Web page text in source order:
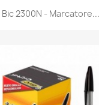
Anteprima
Bic 2300N - Marcatore...